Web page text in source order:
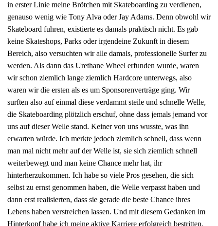
in erster Linie meine Brötchen mit Skateboarding zu verdienen,
genauso wenig wie Tony Alva oder Jay Adams. Denn obwohl wir
Skateboard fuhren, existierte es damals praktisch nicht. Es gab
keine Skateshops, Parks oder irgendeine Zukunft in diesem
Bereich, also versuchten wir alle damals, professionelle Surfer zu
werden. Als dann das Urethane Wheel erfunden wurde, waren
wir schon ziemlich lange ziemlich Hardcore unterwegs, also
waren wir die ersten als es um Sponsorenverträge ging. Wir
surften also auf einmal diese verdammt steile und schnelle Welle,
die Skateboarding plötzlich erschuf, ohne dass jemals jemand vor
uns auf dieser Welle stand. Keiner von uns wusste, was ihn
erwarten würde. Ich merkte jedoch ziemlich schnell, dass wenn
man mal nicht mehr auf der Welle ist, sie sich ziemlich schnell
weiterbewegt und man keine Chance mehr hat, ihr
hinterherzukommen. Ich habe so viele Pros gesehen, die sich
selbst zu ernst genommen haben, die Welle verpasst haben und
dann erst realisierten, dass sie gerade die beste Chance ihres
Lebens haben verstreichen lassen. Und mit diesem Gedanken im
Hinterkopf habe ich meine aktive Karriere erfolgreich bestritten,